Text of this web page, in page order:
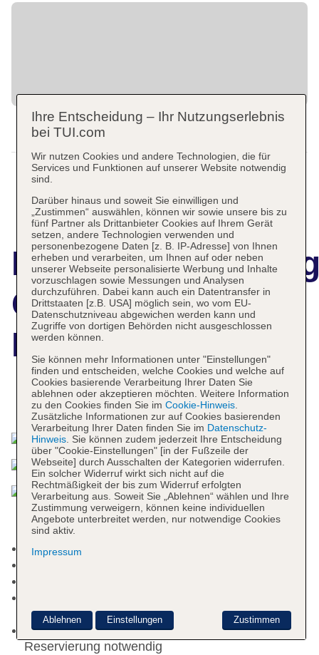
Grand Hyatt
Muscat
Das bietet Ihre Unterkunft
Nichtraucherhotel, Raucherbereich
Reservierung notwendig
Late Check-out: gegen Gebühr, Anfrage &
Reservierung notwendig
Ihre Entscheidung – Ihr Nutzungserlebnis
bei TUI.com
Wir nutzen Cookies und andere Technologien, die für
Services und Funktionen auf unserer Website notwendig
sind.
Darüber hinaus und soweit Sie einwilligen und
„Zustimmen“ auswählen, können wir sowie unsere bis zu
fünf Partner als Drittanbieter Cookies auf Ihrem Gerät
setzen, andere Technologien verwenden und
personenbezogene Daten [z. B. IP-Adresse] von Ihnen
erheben und verarbeiten, um Ihnen auf oder neben
unserer Webseite personalisierte Werbung und Inhalte
vorzuschlagen sowie Messungen und Analysen
durchzuführen. Dabei kann auch ein Datentransfer in
Drittstaaten [z.B. USA] möglich sein, wo vom EU-
Datenschutzniveau abgewichen werden kann und
Zugriffe von dortigen Behörden nicht ausgeschlossen
werden können.
Sie können mehr Informationen unter "Einstellungen"
finden und entscheiden, welche Cookies und welche auf
Cookies basierende Verarbeitung Ihrer Daten Sie
ablehnen oder akzeptieren möchten. Weitere Information
zu den Cookies finden Sie im Cookie-Hinweis.
Zusätzliche Informationen zur auf Cookies basierenden
Verarbeitung Ihrer Daten finden Sie im Datenschutz-
Hinweis. Sie können zudem jederzeit Ihre Entscheidung
über "Cookie-Einstellungen" [in der Fußzeile der
Webseite] durch Ausschalten der Kategorien widerrufen.
Ein solcher Widerruf wirkt sich nicht auf die
Rechtmäßigkeit der bis zum Widerruf erfolgten
Verarbeitung aus. Soweit Sie „Ablehnen“ wählen und Ihre
Zustimmung verweigern, können keine individuellen
Angebote unterbreitet werden, nur notwendige Cookies
sind aktiv.
Impressum
Zustimmen
Ablehnen Einstellungen